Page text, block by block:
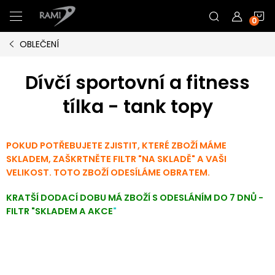
na
obsah
OBLEČENÍ
Dívčí sportovní a fitness
tílka - tank topy
POKUD POTŘEBUJETE ZJISTIT, KTERÉ ZBOŽÍ MÁME
SKLADEM, ZAŠKRTNĚTE FILTR "NA SKLADĚ" A VAŠI
VELIKOST. TOTO ZBOŽÍ ODESÍLÁME OBRATEM.
KRATŠÍ DODACÍ DOBU MÁ ZBOŽÍ S ODESLÁNÍM DO 7 DNŮ -
FILTR "SKLADEM A AKCE"